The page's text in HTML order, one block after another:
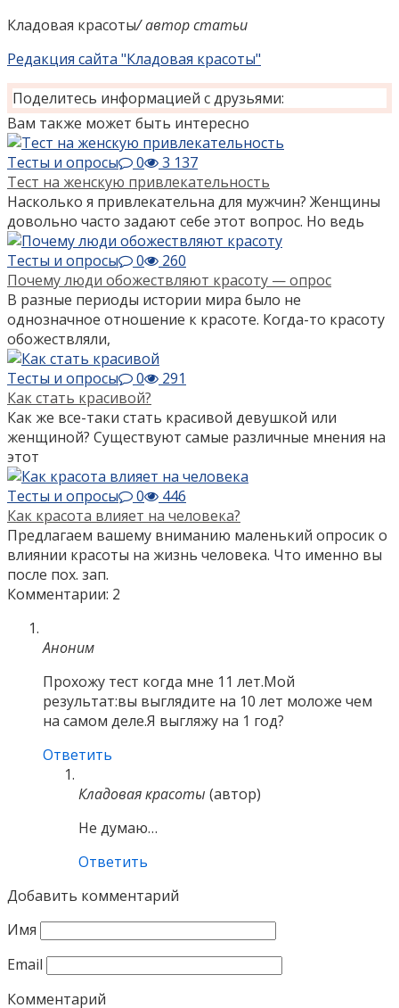
Кладовая красоты/ автор статьи
Редакция сайта "Кладовая красоты"
Поделитесь информацией с друзьями:
Вам также может быть интересно
Тесты и опросы
0
3 137
Тест на женскую привлекательность
Насколько я привлекательна для мужчин? Женщины
довольно часто задают себе этот вопрос. Но ведь
Тесты и опросы
0
260
Почему люди обожествляют красоту — опрос
В разные периоды истории мира было не
однозначное отношение к красоте. Когда-то красоту
обожествляли,
Тесты и опросы
0
291
Как стать красивой?
Как же все-таки стать красивой девушкой или
женщиной? Существуют самые различные мнения на
этот
Тесты и опросы
0
446
Как красота влияет на человека?
Предлагаем вашему вниманию маленький опросик о
влиянии красоты на жизнь человека. Что именно вы
после пох. зап.
Комментарии: 2
Аноним
Прохожу тест когда мне 11 лет.Мой
результат:вы выглядите на 10 лет моложе чем
на самом деле.Я выгляжу на 1 год?
Ответить
Кладовая красоты (автор)
Не думаю…
Ответить
Добавить комментарий
Имя
Email
Комментарий